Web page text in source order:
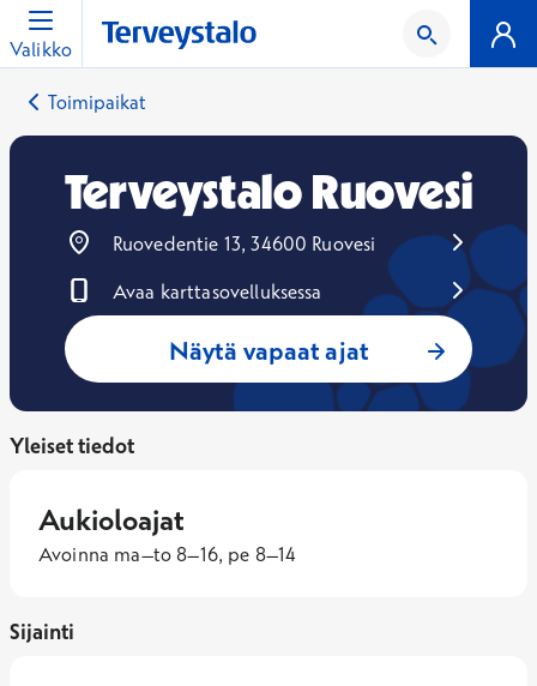
Valikko
Toimipaikat
Terveystalo Ruovesi
Ruovedentie 13, 34600 Ruovesi
Avaa karttasovelluksessa
Avautuu uuteen ikkunaan
Näytä vapaat ajat
Yleiset tiedot
Aukioloajat
Avoinna ma–to 8–16, pe 8–14
Sijainti